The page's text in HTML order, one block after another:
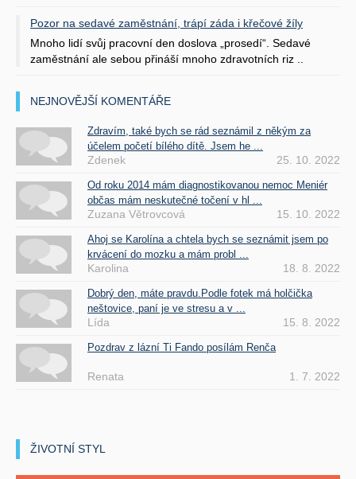
Pozor na sedavé zaměstnání, trápí záda i křečové žíly
Mnoho lidí svůj pracovní den doslova „prosedí“. Sedavé
zaměstnání ale sebou přináší mnoho zdravotních riz ..
NEJNOVĚJŠÍ KOMENTÁŘE
Zdravím, také bych se rád seznámil z někým za
účelem početí bílého dítě. Jsem he ...
Zdenek 25. 10. 2022
Od roku 2014 mám diagnostikovanou nemoc Meniér
občas mám neskutečné točení v hl ...
Zuzana Větrovcová 15. 10. 2022
Ahoj se Karolína a chtela bych se seznámit jsem po
krvácení do mozku a mám probl ...
Karolina 18. 8. 2022
Dobrý den, máte pravdu.Podle fotek má holčička
neštovice, paní je ve stresu a v ...
Lída 15. 8. 2022
Pozdrav z lázní Ti Fando posílám Renča
Renata 1. 7. 2022
ŽIVOTNÍ STYL